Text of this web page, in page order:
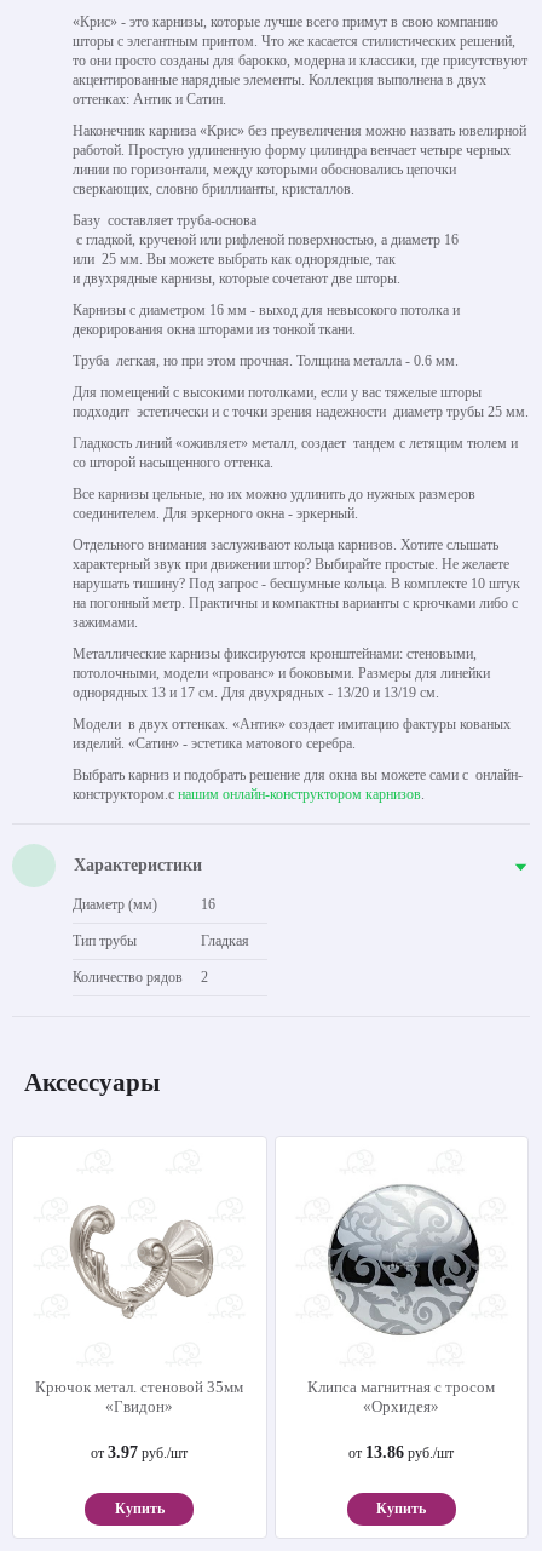
«Крис» - это карнизы, которые лучше всего примут в свою компанию
шторы с элегантным принтом. Что же касается стилистических решений,
то они просто созданы для барокко, модерна и классики, где присутствуют
акцентированные нарядные элементы. Коллекция выполнена в двух
оттенках: Антик и Сатин.
Наконечник карниза «Крис» без преувеличения можно назвать ювелирной
работой. Простую удлиненную форму цилиндра венчает четыре черных
линии по горизонтали, между которыми обосновались цепочки
сверкающих, словно бриллианты, кристаллов.
Базу составляет труба-основа
с гладкой, крученой или рифленой поверхностью, а диаметр 16
или 25 мм. Вы можете выбрать как однорядные, так
и двухрядные карнизы, которые сочетают две шторы.
Карнизы с диаметром 16 мм - выход для невысокого потолка и
декорирования окна шторами из тонкой ткани.
Труба легкая, но при этом прочная. Толщина металла - 0.6 мм.
Для помещений с высокими потолками, если у вас тяжелые шторы
подходит эстетически и с точки зрения надежности диаметр трубы 25 мм.
Гладкость линий «оживляет» металл, создает тандем с летящим тюлем и
со шторой насыщенного оттенка.
Все карнизы цельные, но их можно удлинить до нужных размеров
соединителем. Для эркерного окна - эркерный.
Отдельного внимания заслуживают кольца карнизов. Хотите слышать
характерный звук при движении штор? Выбирайте простые. Не желаете
нарушать тишину? Под запрос - бесшумные кольца. В комплекте 10 штук
на погонный метр. Практичны и компактны варианты с крючками либо с
зажимами.
Металлические карнизы фиксируются кронштейнами: стеновыми,
потолочными, модели «прованс» и боковыми. Размеры для линейки
однорядных 13 и 17 см. Для двухрядных - 13/20 и 13/19 см.
Модели в двух оттенках. «Антик» создает имитацию фактуры кованых
изделий. «Сатин» - эстетика матового серебра.
Выбрать карниз и подобрать решение для окна вы можете сами с онлайн-
конструктором.с нашим онлайн-конструктором карнизов.
Характеристики
Диаметр (мм) 16
Тип трубы Гладкая
Количество рядов 2
Аксессуары
Крючок метал. стеновой 35мм
«Гвидон»
от3.97 руб./шт
Купить
Клипса магнитная с тросом
«Орхидея»
от 13.86 руб./шт
Купить